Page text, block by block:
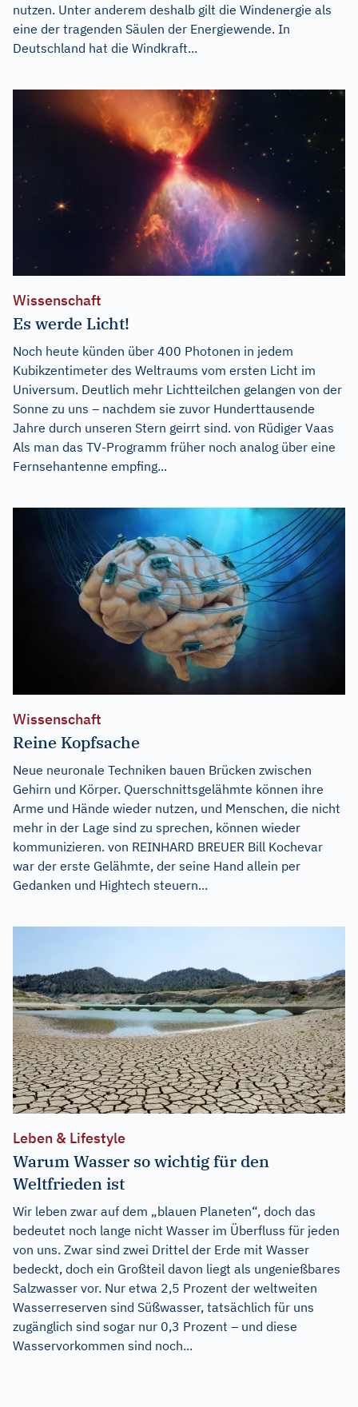
nutzen. Unter anderem deshalb gilt die Windenergie als
eine der tragenden Säulen der Energiewende. In
Deutschland hat die Windkraft...
Wissenschaft
Es werde Licht!
Noch heute künden über 400 Photonen in jedem
Kubikzentimeter des Weltraums vom ersten Licht im
Universum. Deutlich mehr Lichtteilchen gelangen von der
Sonne zu uns – nachdem sie zuvor Hunderttausende
Jahre durch unseren Stern geirrt sind. von Rüdiger Vaas
Als man das TV-Programm früher noch analog über eine
Fernsehantenne empfing...
Wissenschaft
Reine Kopfsache
Neue neuronale Techniken bauen Brücken zwischen
Gehirn und Körper. Querschnittsgelähmte können ihre
Arme und Hände wieder nutzen, und Menschen, die nicht
mehr in der Lage sind zu sprechen, können wieder
kommunizieren. von REINHARD BREUER Bill Kochevar
war der erste Gelähmte, der seine Hand allein per
Gedanken und Hightech steuern...
Leben & Lifestyle
Warum Wasser so wichtig für den
Weltfrieden ist
Wir leben zwar auf dem „blauen Planeten“, doch das
bedeutet noch lange nicht Wasser im Überfluss für jeden
von uns. Zwar sind zwei Drittel der Erde mit Wasser
bedeckt, doch ein Großteil davon liegt als ungenießbares
Salzwasser vor. Nur etwa 2,5 Prozent der weltweiten
Wasserreserven sind Süßwasser, tatsächlich für uns
zugänglich sind sogar nur 0,3 Prozent – und diese
Wasservorkommen sind noch...